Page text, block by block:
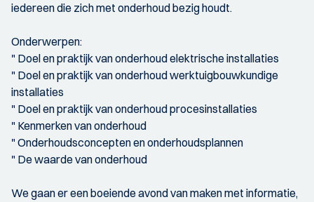
iedereen die zich met onderhoud bezig houdt.
Onderwerpen:
" Doel en praktijk van onderhoud elektrische installaties
" Doel en praktijk van onderhoud werktuigbouwkundige
installaties
" Doel en praktijk van onderhoud procesinstallaties
" Kenmerken van onderhoud
" Onderhoudsconcepten en onderhoudsplannen
" De waarde van onderhoud
We gaan er een boeiende avond van maken met informatie,